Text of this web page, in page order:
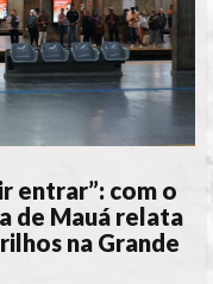
entrar”: com o
de Mauá relata
na Grande